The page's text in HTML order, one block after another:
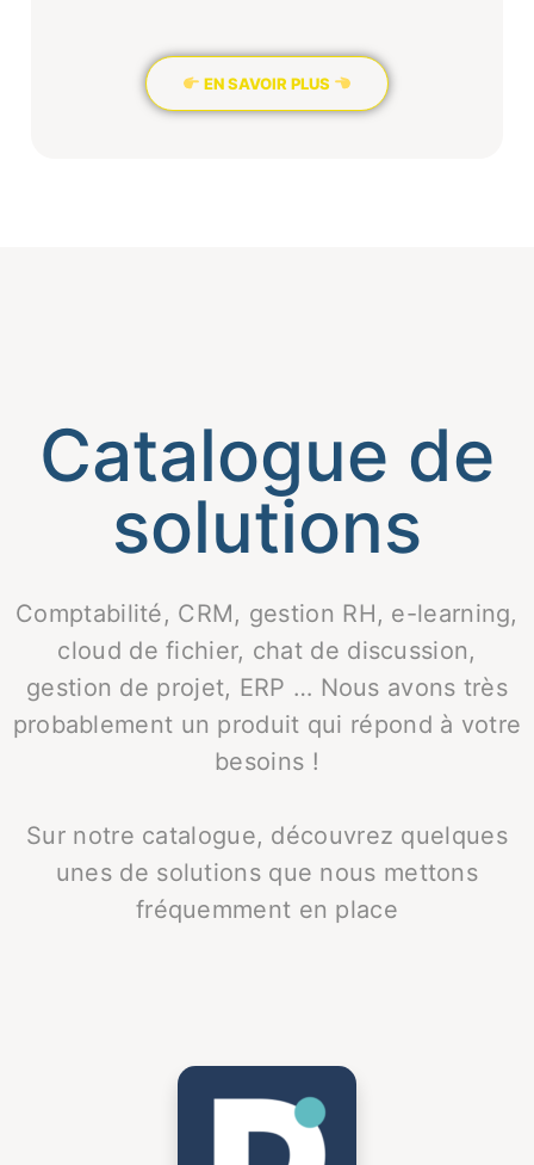
EN SAVOIR PLUS
Catalogue de
solutions
Comptabilité, CRM, gestion RH, e-learning,
cloud de fichier, chat de discussion,
gestion de projet, ERP … Nous avons très
probablement un produit qui répond à votre
besoins !
Sur notre catalogue, découvrez quelques
unes de solutions que nous mettons
fréquemment en place